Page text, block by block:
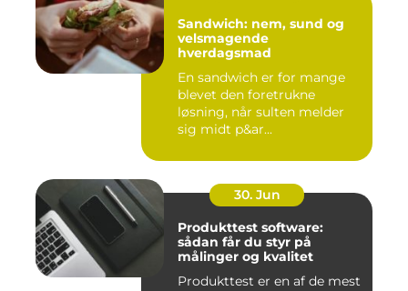
Sandwich: nem, sund og
velsmagende
hverdagsmad
En sandwich er for mange
blevet den foretrukne
løsning, når sulten melder
sig midt p&ar...
30. Jun
Produkttest software:
sådan får du styr på
målinger og kvalitet
Produkttest er en af de mest